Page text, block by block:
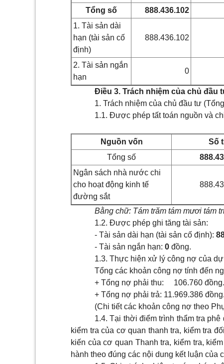
Tổng số
888.436.102
1. Tài sản dài
hạn (tài sản cố
định)
888.436.102
2. Tài sản ngắn
hạn
0
Điều 3. Trách nhiệm của chủ đầu
1. Trách nhiệm của chủ đầu tư
1.1. Được phép tất toán nguồn và
Nguồn vốn
Số
Tổng số
Ngân sách nhà nước chi
cho hoạt động kinh tế
đường sắt
Bằng chữ: Tám trăm tám mươi tám
1.2. Được phép ghi tăng tài sản:
- Tài sản dài hạn (tài sản cố định):
- Tài sản ngắn hạn: 0 đồng.
1.3. Thực hiện xử lý công nợ của
Tổng các khoản công nợ tính đến
+ Tổng nợ phải thu:
106.760 đồng.
+ Tổng nợ phải trả: 11.969.386 đồng.
(Chi tiết các khoản công nợ theo
1.4.Tại thời điểm trình thẩm tra
kiểm tra của cơ quan thanh tra, kiểm tra
kiến của cơ quan Thanh tra, kiểm tra,
hành theo đúng các nội dung kết luận của